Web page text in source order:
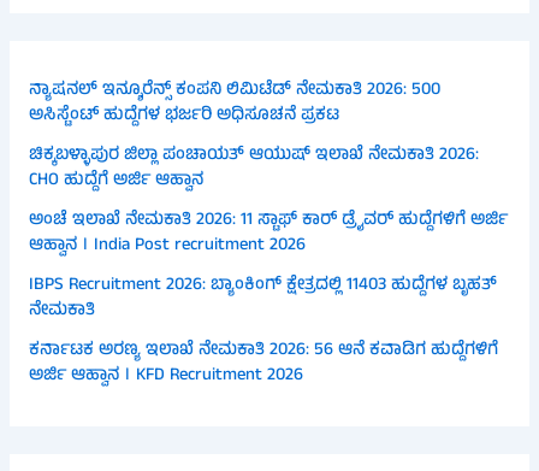
ನ್ಯಾಷನಲ್ ಇನ್ಶೂರೆನ್ಸ್ ಕಂಪನಿ ಲಿಮಿಟೆಡ್ ನೇಮಕಾತಿ 2026: 500
ಅಸಿಸ್ಟೆಂಟ್ ಹುದ್ದೆಗಳ ಭರ್ಜರಿ ಅಧಿಸೂಚನೆ ಪ್ರಕಟ
ಚಿಕ್ಕಬಳ್ಳಾಪುರ ಜಿಲ್ಲಾ ಪಂಚಾಯತ್ ಆಯುಷ್ ಇಲಾಖೆ ನೇಮಕಾತಿ 2026:
CHO ಹುದ್ದೆಗೆ ಅರ್ಜಿ ಆಹ್ವಾನ
ಅಂಚೆ ಇಲಾಖೆ ನೇಮಕಾತಿ 2026: 11 ಸ್ಟಾಫ್ ಕಾರ್ ಡ್ರೈವರ್ ಹುದ್ದೆಗಳಿಗೆ ಅರ್ಜಿ
ಆಹ್ವಾನ । India Post recruitment 2026
IBPS Recruitment 2026: ಬ್ಯಾಂಕಿಂಗ್ ಕ್ಷೇತ್ರದಲ್ಲಿ 11403 ಹುದ್ದೆಗಳ ಬೃಹತ್
ನೇಮಕಾತಿ
ಕರ್ನಾಟಕ ಅರಣ್ಯ ಇಲಾಖೆ ನೇಮಕಾತಿ 2026: 56 ಆನೆ ಕವಾಡಿಗ ಹುದ್ದೆಗಳಿಗೆ
ಅರ್ಜಿ ಆಹ್ವಾನ । KFD Recruitment 2026